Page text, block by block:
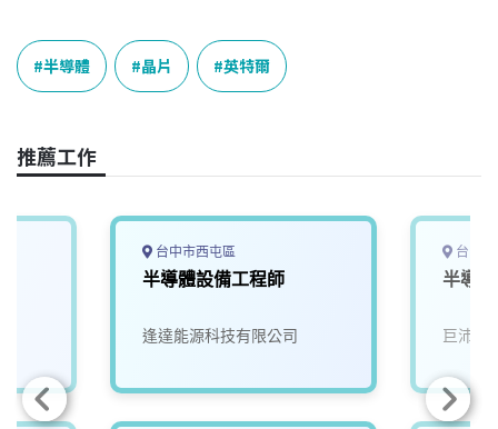
c
e
b
o
k
n
e
r
e
a
n
e
n
p
y
L
k
半導體 晶片 英特爾
推薦工作
台中市西屯區
半導體設備工程師
逢達能源科技有限公司
台中
半導
巨沛股